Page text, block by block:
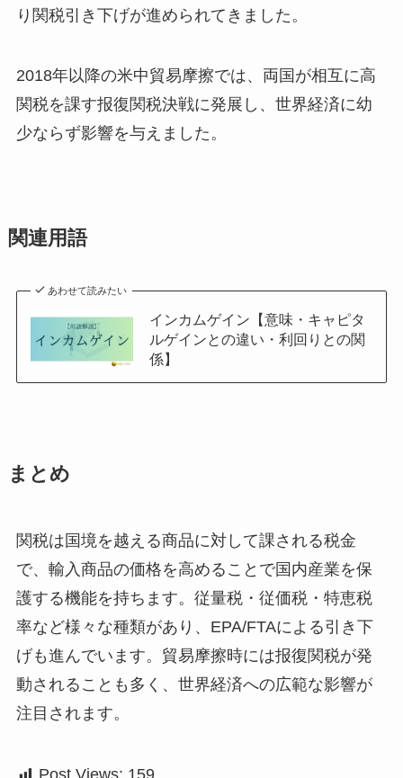
り関税引き下げが進められてきました。
2018年以降の米中貿易摩擦では、両国が相互に高
関税を課す报復関税決戦に発展し、世界経済に幼
少ならず影響を与えました。
関連用語
あわせて読みたい
インカムゲイン【意味・キャピタ
ルゲインとの違い・利回りとの関
係】
まとめ
関税は国境を越える商品に対して課される税金
で、輸入商品の価格を高めることで国内産業を保
護する機能を持ちます。従量税・従価税・特恵税
率など様々な種類があり、EPA/FTAによる引き下
げも進んでいます。貿易摩擦時には报復関税が発
動されることも多く、世界経済への広範な影響が
注目されます。